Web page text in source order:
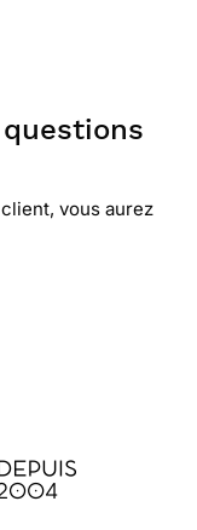
questions
vous aurez